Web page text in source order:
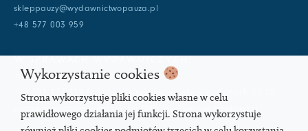
skleppauzy@wydawnictwopauza.pl
+48 577 003 959
info@wydawnictwopauza.pl
+48 501 177 119 (czynny w dni powszednie w godzinach 11-15,
proszę o wysłanie wiadomości SMS, gdybym nie odbierała)
Wykorzystanie cookies
Strona wykorzystuje pliki cookies własne w celu
prawidłowego działania jej funkcji. Strona wykorzystuje